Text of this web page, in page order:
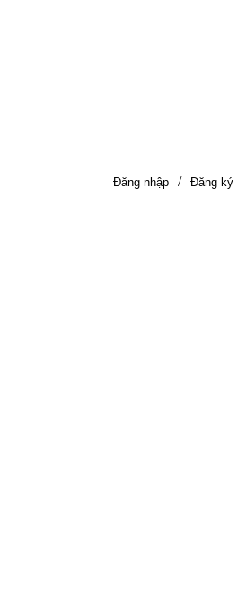
Đăng nhập / Đăng ký